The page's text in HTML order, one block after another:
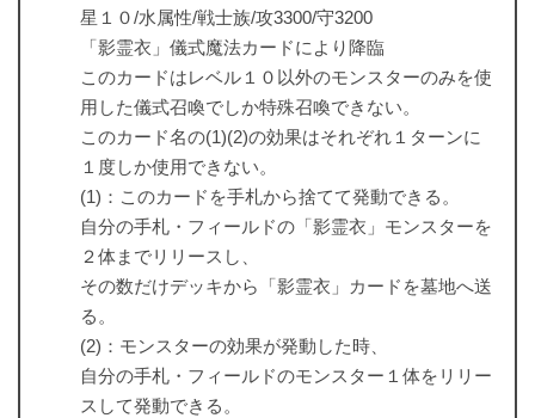
星１０/水属性/戦士族/攻3300/守3200
「影霊衣」儀式魔法カードにより降臨
このカードはレベル１０以外のモンスターのみを使
用した儀式召喚でしか特殊召喚できない。
このカード名の(1)(2)の効果はそれぞれ１ターンに
１度しか使用できない。
(1)：このカードを手札から捨てて発動できる。
自分の手札・フィールドの「影霊衣」モンスターを
２体までリリースし、
その数だけデッキから「影霊衣」カードを墓地へ送
る。
(2)：モンスターの効果が発動した時、
自分の手札・フィールドのモンスター１体をリリー
スして発動できる。